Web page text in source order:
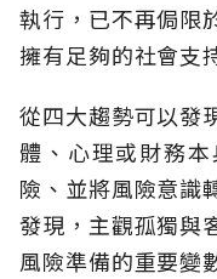
執行，已不再侷限
擁有足夠的社會支
從四大趨勢可以發
體、心理或財務
險、並將風險意識
發現，主觀孤獨與
風險準備的重要變